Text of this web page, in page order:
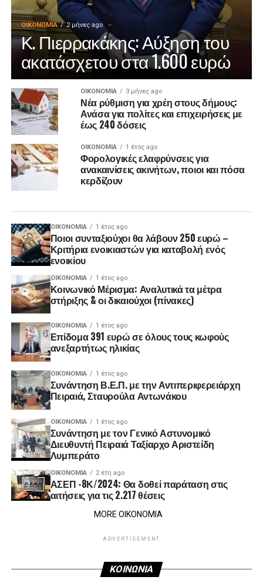
ΟΙΚΟΝΟΜΊΑ 2 μήνες ago
Κ. Πιερρακάκης: Αύξηση του
ακατάσχετου στα 1.600 ευρώ
ΟΙΚΟΝΟΜΊΑ 3 μήνες ago
Νέα ρύθμιση για χρέη στους δήμους:
Ανάσα για πολίτες και επιχειρήσεις με
έως 240 δόσεις
ΟΙΚΟΝΟΜΊΑ 1 έτος ago
Φορολογικές ελαφρύνσεις για
ανακαινίσεις ακινήτων, ποιοι και πόσα
κερδίζουν
ΟΙΚΟΝΟΜΊΑ 1 έτος ago
Ποιοι συνταξιούχοι θα λάβουν 250 ευρώ –
Κριτήρια ενοικιαστών για καταβολή ενός
ενοικίου
ΟΙΚΟΝΟΜΊΑ 1 έτος ago
Κοινωνικό Μέρισμα: Αναλυτικά τα μέτρα
στήριξης & οι δικαιούχοι (πίνακες)
ΟΙΚΟΝΟΜΊΑ 1 έτος ago
Επίδομα 391 ευρώ σε όλους τους κωφούς
ανεξαρτήτως ηλικίας
ΟΙΚΟΝΟΜΊΑ 1 έτος ago
Συνάντηση Β.Ε.Π. με την Αντιπεριφερειάρχη
Πειραιά, Σταυρούλα Αντωνάκου
ΟΙΚΟΝΟΜΊΑ 1 έτος ago
Συνάντηση με τον Γενικό Αστυνομικό
Διευθυντή Πειραιά Ταξίαρχο Αριστείδη
Λυμπεράτο
ΟΙΚΟΝΟΜΊΑ 2 έτη ago
ΑΣΕΠ -8Κ/2024: Θα δοθεί παράταση στις
αιτήσεις για τις 2.217 θέσεις
MORE ΟΙΚΟΝΟΜΙΑ
ADVERTISEMENT
ΚΟΙΝΩΝΙΑ